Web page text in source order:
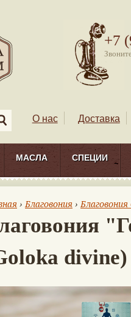
+7
О нас Доставка
МАСЛА СПЕЦИИ
›Благовония ›
divine)